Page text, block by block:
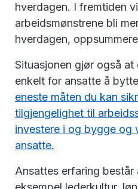
hverdagen. I fremtiden
arbeidsmønstrene bli
hverdagen,
Situasjonen gjør også at
enkelt for ansatte å
eneste måten du kan
tilgjengelighet til
investere i og bygge og
ansatte.
Ansattes erfaring